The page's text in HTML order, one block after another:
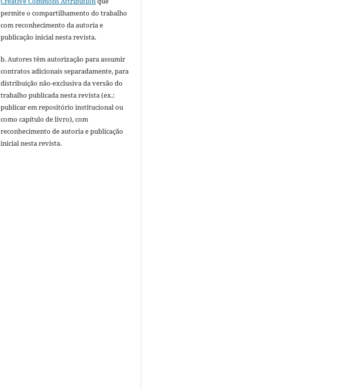
permite o compartilhamento do trabalho
com reconhecimento da autoria e
publicação inicial nesta revista.
b. Autores têm autorização para assumir
contratos adicionais separadamente, para
distribuição não-exclusiva da versão do
trabalho publicada nesta revista (ex.:
publicar em repositório institucional ou
como capítulo de livro), com
reconhecimento de autoria e publicação
inicial nesta revista.